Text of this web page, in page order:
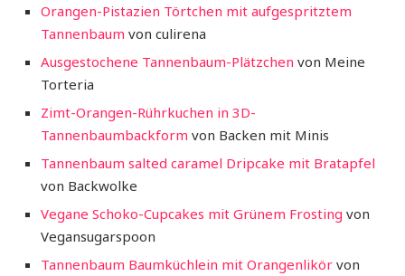
Orangen-Pistazien Törtchen mit aufgespritztem
Tannenbaum von culirena
Ausgestochene Tannenbaum-Plätzchen von Meine
Torteria
Zimt-Orangen-Rührkuchen in 3D-
Tannenbaumbackform von Backen mit Minis
Tannenbaum salted caramel Dripcake mit Bratapfel
von Backwolke
Vegane Schoko-Cupcakes mit Grünem Frosting von
Vegansugarspoon
Tannenbaum Baumküchlein mit Orangenlikör von